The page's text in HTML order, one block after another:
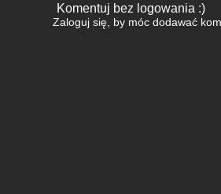
Komentuj bez logowania :)
Zaloguj się, by móc dodawać